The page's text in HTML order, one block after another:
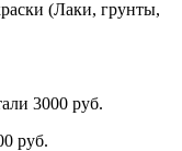
(Лаки, грунты,
3000 руб.
руб.